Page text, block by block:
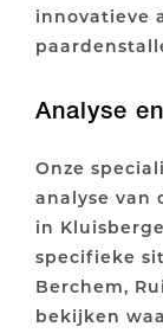
innovatieve
Analyse
Onze
analyse van
in
specifieke
Berchem,
bekijken